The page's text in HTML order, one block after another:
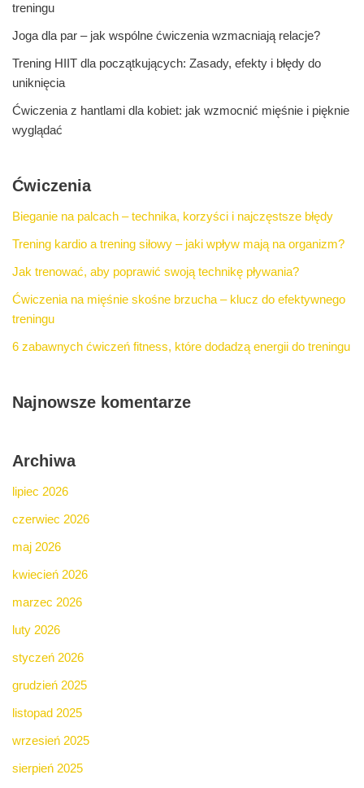
treningu
Joga dla par – jak wspólne ćwiczenia wzmacniają relacje?
Trening HIIT dla początkujących: Zasady, efekty i błędy do
uniknięcia
Ćwiczenia z hantlami dla kobiet: jak wzmocnić mięśnie i pięknie
wyglądać
Ćwiczenia
Bieganie na palcach – technika, korzyści i najczęstsze błędy
Trening kardio a trening siłowy – jaki wpływ mają na organizm?
Jak trenować, aby poprawić swoją technikę pływania?
Ćwiczenia na mięśnie skośne brzucha – klucz do efektywnego
treningu
6 zabawnych ćwiczeń fitness, które dodadzą energii do treningu
Najnowsze komentarze
Archiwa
lipiec 2026
czerwiec 2026
maj 2026
kwiecień 2026
marzec 2026
luty 2026
styczeń 2026
grudzień 2025
listopad 2025
wrzesień 2025
sierpień 2025